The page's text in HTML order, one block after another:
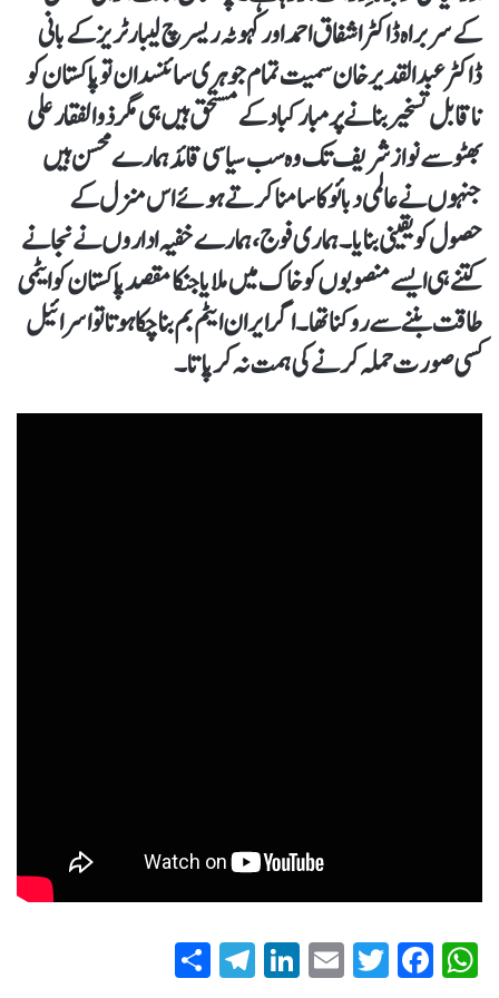
کے سربراہ ڈاکٹر اشفاق احمد اور کہوٹہ ریسرچ لیبارٹریز کے بانی
ڈاکٹر عبدالقدیر خان سمیت تمام جوہری سائنسدان تو پاکستان کو
ناقابل تسخیر بنانے پر مبارکباد کے مستحق ہیں ہی مگر ذوالفقار علی
بھٹو سے نوازشریف تک وہ سب سیاسی قائد ہمارے محسن ہیں
جنہوں نے عالمی دبائو کا سامنا کرتے ہوئے اس منزل کے
حصول کو یقینی بنایا۔ ہماری فوج ،ہمارے خفیہ اداروں نے نجانے
کتنے ہی ایسے منصوبوں کو خاک میں ملایا جنکا مقصد پاکستان کو ایٹمی
طاقت بننے سے روکنا تھا۔ اگر ایران ایٹم بم بنا چکا ہوتا تو اسرائیل
کسی صورت حملہ کرنے کی ہمت نہ کر پاتا۔
W
Fa
T
E
Li
T